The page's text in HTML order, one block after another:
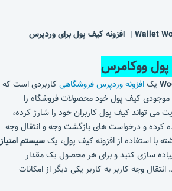
ووکامرس
یکافزونه وردپرس فروشگاهیکاربردی است که
موجودی کیف پول خود محصولات فروشگاه را
تواند کیف پول کاربران خود را شارژ کرده،
کرده و درخواست های بازگشت وجه و انتقال وجه
با استفاده از افزونه کیف پول، یکسیستم امتیاز
سازی کنید و برای هر محصول یک مقدار
وجه کاربر به کاربر یکی دیگر از امکانات